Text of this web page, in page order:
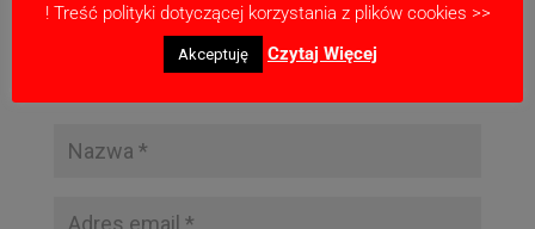
! Treść polityki dotyczącej korzystania z plików cookies >>
Akceptuję Czytaj Więcej